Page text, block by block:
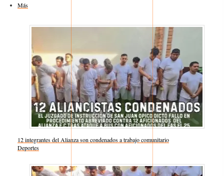
Más
12 integrantes del Alianza son condenados a trabajo comunitario
Respecto a
Deportes